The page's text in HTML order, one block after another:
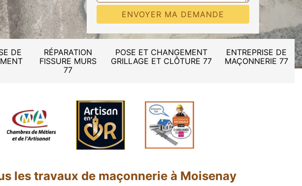
DE
RÉPARATION
FISSURE MURS
77
POSE ET CHANGEMENT
GRILLAGE ET CLÔTURE 77
ENTREPRISE DE
MAÇONNERIE 77
les travaux de maçonnerie à Moisenay